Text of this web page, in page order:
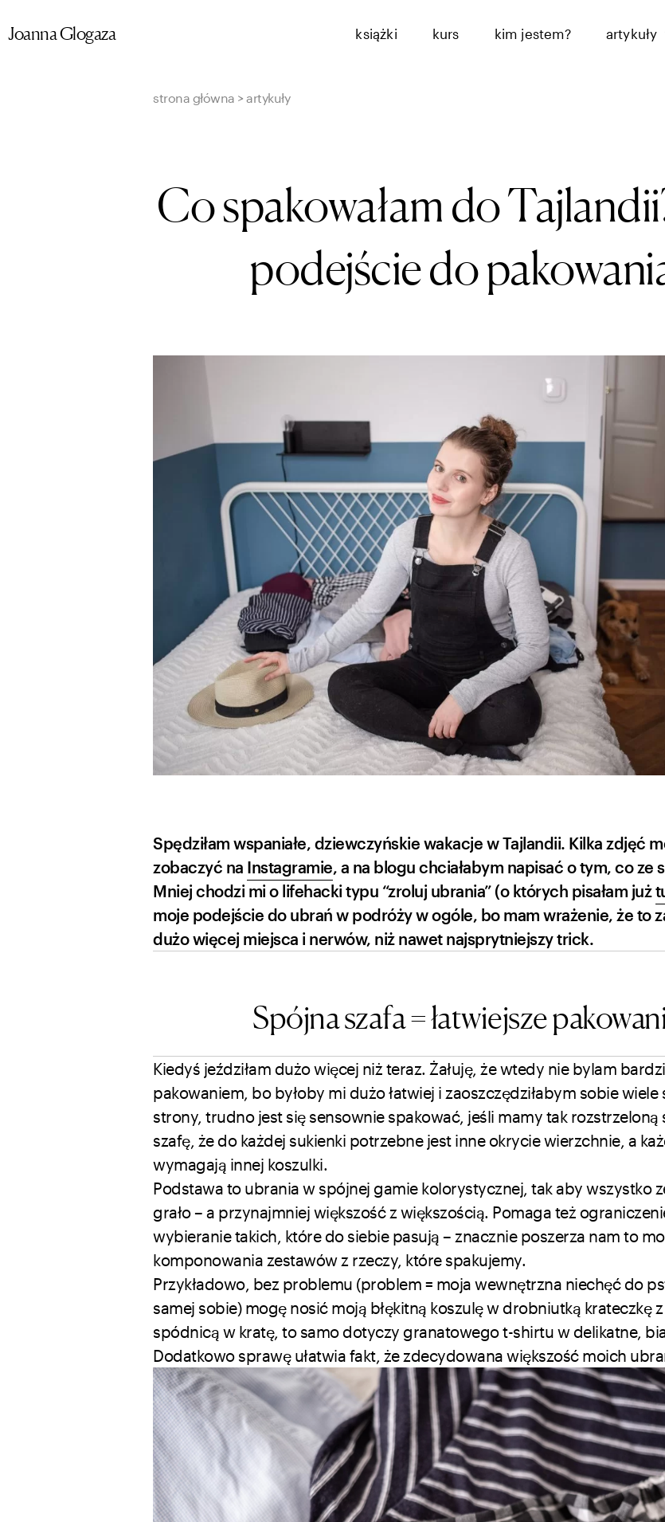
Joanna Glogaza książki kurs kim jestem? artykuły
strona główna > artykuły
Co spakowałam do
podejście do
Spędziłam wspaniałe, dziewczyńskie wakacje w Tajlandii. Kilka zdjęć
zobaczyć na Instagramie, a na blogu chciałabym napisać o tym, co ze
Mniej chodzi mi o lifehacki typu “zroluj ubrania” (o których pisałam już
moje podejście do ubrań w podróży w ogóle, bo mam wrażenie, że to
dużo więcej miejsca i nerwów, niż nawet najsprytniejszy trick.
Spójna szafa = łatwiejsze
Kiedyś jeździłam dużo więcej niż teraz. Żałuję, że wtedy nie bylam
pakowaniem, bo byłoby mi dużo łatwiej i zaoszczędziłabym sobie
strony, trudno jest się sensownie spakować, jeśli mamy tak rozstrzeloną
szafę, że do każdej sukienki potrzebne jest inne okrycie wierzchnie, a
wymagają innej koszulki.
Podstawa to ubrania w spójnej gamie kolorystycznej, tak aby wszystko
grało – a przynajmniej większość z większością. Pomaga też
wybieranie takich, które do siebie pasują – znacznie poszerza nam to
komponowania zestawów z rzeczy, które spakujemy.
Przykładowo, bez problemu (problem = moja wewnętrzna niechęć do
samej sobie) mogę nosić moją błękitną koszulę w drobniutką krateczkę
spódnicą w kratę, to samo dotyczy granatowego t-shirtu w delikatne,
Dodatkowo sprawę ułatwia fakt, że zdecydowana większość moich